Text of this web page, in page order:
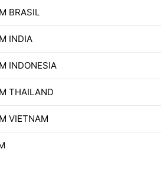
BRASIL
INDIA
INDONESIA
THAILAND
VIETNAM